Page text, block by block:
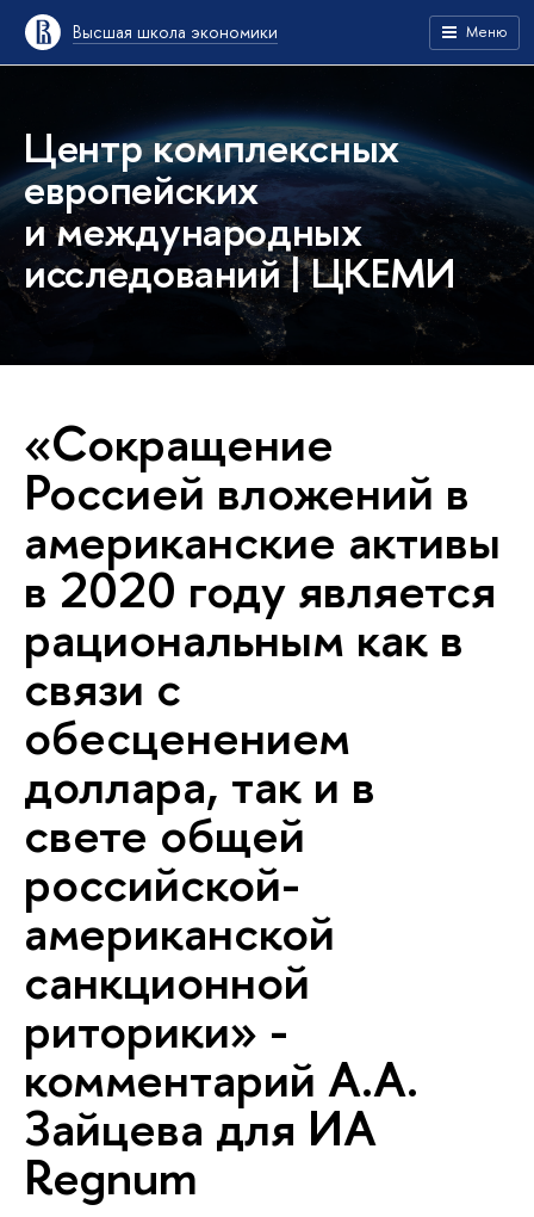
Высшая школа экономики Меню
Центр комплексных
европейских
и международных
исследований | ЦКЕМИ
«Сокращение
Россией вложений в
американские активы
в 2020 году является
рациональным как в
связи с
обесценением
доллара, так и в
свете общей
российской-
американской
санкционной
риторики» -
комментарий А.А.
Зайцева для ИА
Regnum